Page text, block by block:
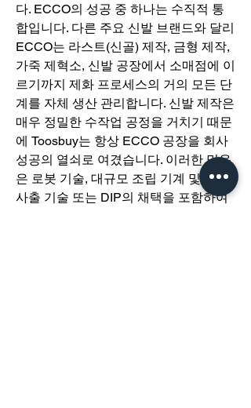
다. ECCO의 성공 중 하나는 수직적 통
합입니다. 다른 주요 신발 브랜드와 달리
ECCO는 라스트(신골) 제작, 금형 제작,
가죽 제혁소, 신발 공장에서 소매점에 이
르기까지 제화 프로세스의 거의 모든 단
계를 자체 생산 관리합니다. 신발 제작은
매우 정밀한 수작업 공정을 거치기 때문
에 Toosbuy는 항상 ECCO 공장을 회사
성공의 열쇠로 여겼습니다. 이러한 믿음
은 로봇 기술, 대규모 조립 기계 및 직접
사출 기술 또는 DIP의 채택을 포함하여
소개